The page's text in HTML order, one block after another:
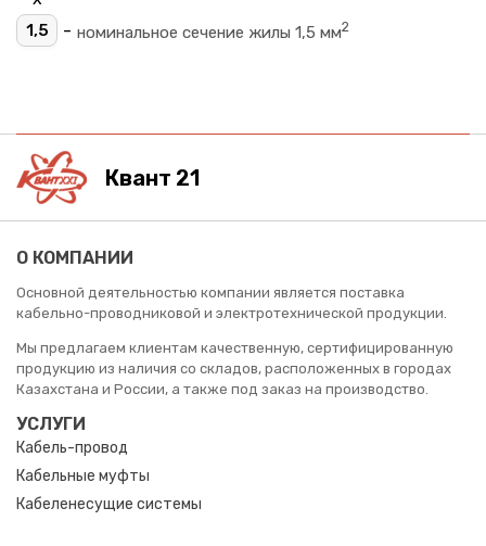
1,5 - номинальное сечение жилы 1,5 мм2
Квант 21
О КОМПАНИИ
Основной деятельностью компании является поставка
кабельно-проводниковой и электротехнической продукции.
Мы предлагаем клиентам качественную, сертифицированную
продукцию из наличия со складов, расположенных в городах
Казахстана и России, а также под заказ на производство.
УСЛУГИ
Кабель-провод
Кабельные муфты
Кабеленесущие системы